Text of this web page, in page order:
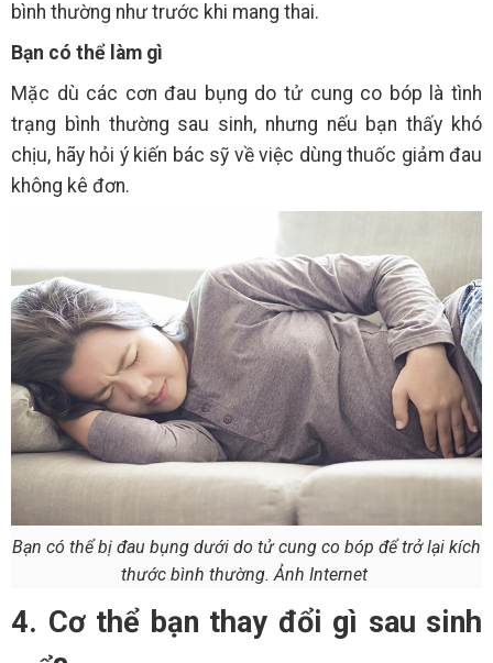
bình thường như trước khi mang thai.
Bạn có thể làm gì
Mặc dù các cơn đau bụng do tử cung co bóp là tình
trạng bình thường sau sinh, nhưng nếu bạn thấy khó
chịu, hãy hỏi ý kiến bác sỹ về việc dùng thuốc giảm đau
không kê đơn.
Bạn có thể bị đau bụng dưới do tử cung co bóp để trở lại kích
thước bình thường. Ảnh Internet
4. Cơ thể bạn thay đổi gì sau sinh